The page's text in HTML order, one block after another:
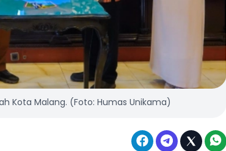
Kota Malang. (Foto: Humas Unikama)